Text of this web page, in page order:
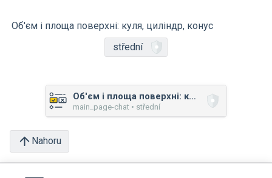
Об'єм і площа поверхні: куля, циліндр, конус
střední
Об'єм і площа поверхні: куля, циліндр, конус
main_page-chat • střední
Nahoru